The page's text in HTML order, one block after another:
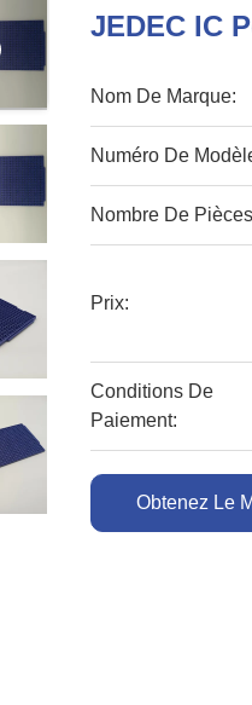
JEDEC IC
Nom De Marque:
Numéro De
Nombre De
Prix:
Conditions De
Paiement:
Capacité À
Obtenez Le